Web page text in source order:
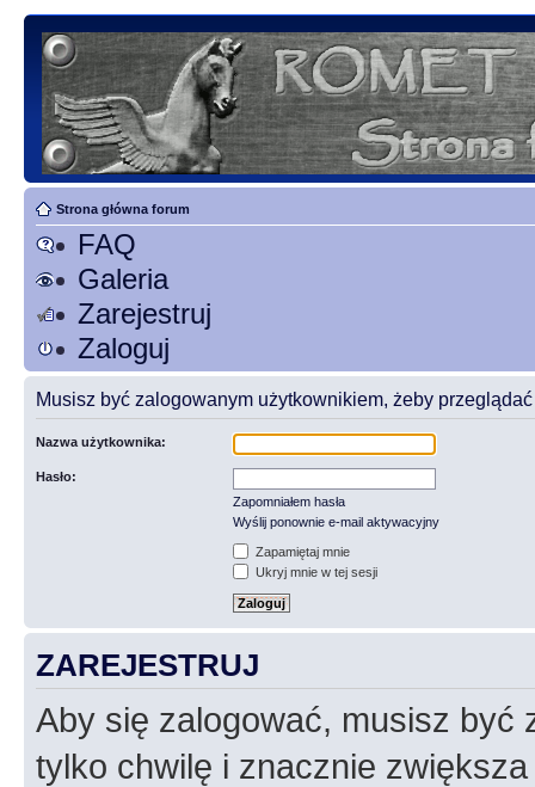
Strona główna forum
FAQ
Galeria
Zarejestruj
Zaloguj
Musisz być zalogowanym użytkownikiem, żeby przeglądać
Nazwa użytkownika:
Hasło:
Zapomniałem hasła
Wyślij ponownie e-mail aktywacyjny
Zapamiętaj mnie
Ukryj mnie w tej sesji
ZAREJESTRUJ
Aby się zalogować, musisz być
tylko chwilę i znacznie